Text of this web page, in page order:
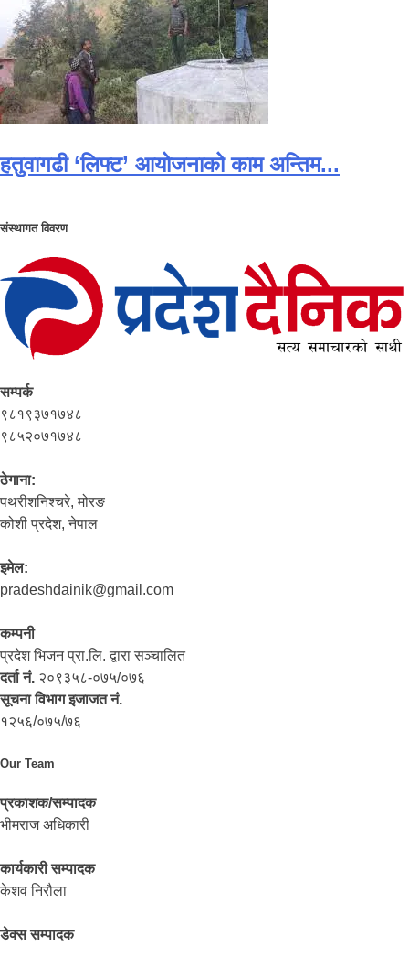
हतुवागढी ‘लिफ्ट’ आयोजनाको काम अन्तिम...
संस्थागत विवरण
सम्पर्क
९८१९३७१७४८
९८५२०७१७४८
ठेगाना:
पथरीशनिश्‍चरे, मोरङ
कोशी प्रदेश, नेपाल
इमेल:
pradeshdainik@gmail.com
कम्पनी
प्रदेश भिजन प्रा.लि. द्वारा सञ्‍चालित
दर्ता नं. २०९३५८-०७५/०७६
सूचना विभाग इजाजत नं.
१२५६/०७५/७६
Our Team
प्रकाशक/सम्पादक
भीमराज अधिकारी
कार्यकारी सम्पादक
केशव निरौला
डेक्स सम्पादक